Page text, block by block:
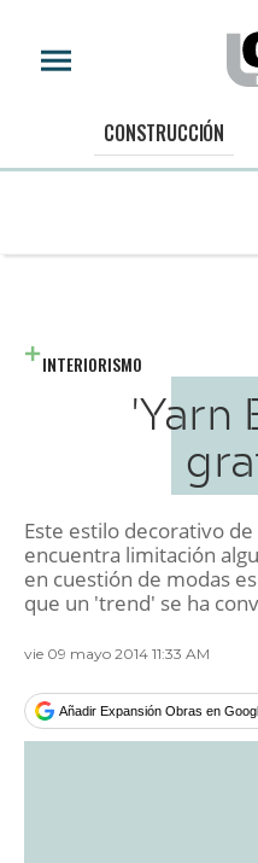
CONSTRUCCIÓN
INTERIORISMO
'Yarn
Este estilo decorativo
encuentra limitación
en cuestión de modas
que un 'trend' se ha
vie 09 mayo 2014 11:33 AM
Añadir Expansión Obras en